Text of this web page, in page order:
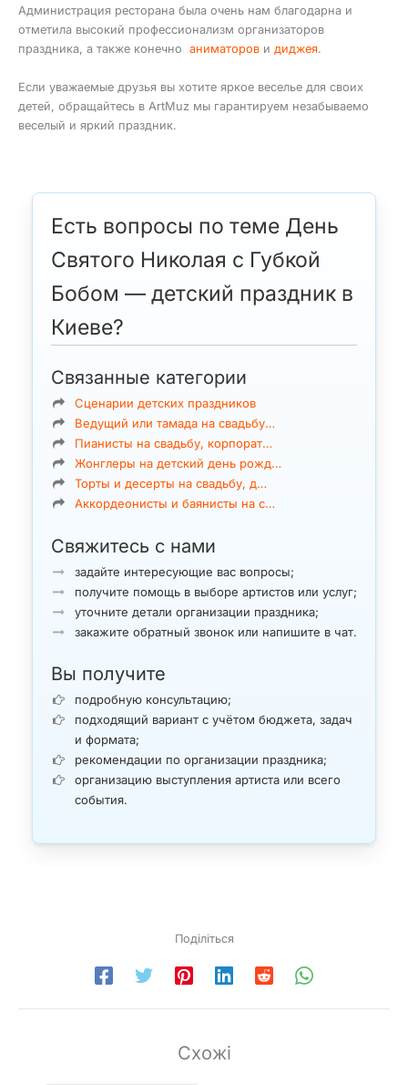
Администрация ресторана была очень нам благодарна и
отметила высокий профессионализм организаторов
праздника, а также конечно аниматоров и диджея.
Если уважаемые друзья вы хотите яркое веселье для своих
детей, обращайтесь в ArtMuz мы гарантируем незабываемо
веселый и яркий праздник.
Есть вопросы по теме День
Святого Николая с Губкой
Бобом — детский праздник в
Киеве?
Связанные категории
Сценарии детских праздников
Ведущий или тамада на свадьбу…
Пианисты на свадьбу, корпорат…
Жонглеры на детский день рожд…
Торты и десерты на свадьбу, д…
Аккордеонисты и баянисты на с…
Свяжитесь с нами
задайте интересующие вас вопросы;
получите помощь в выборе артистов или услуг;
уточните детали организации праздника;
закажите обратный звонок или напишите в чат.
Вы получите
подробную консультацию;
подходящий вариант с учётом бюджета, задач
и формата;
рекомендации по организации праздника;
организацию выступления артиста или всего
события.
Поділіться
Схожі